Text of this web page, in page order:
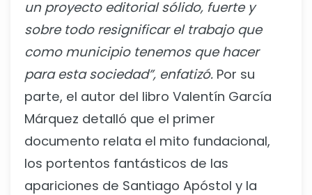
un proyecto editorial sólido, fuerte y
sobre todo resignificar el trabajo que
como municipio tenemos que hacer
para esta sociedad”, enfatizó. Por su
parte, el autor del libro Valentín García
Márquez detalló que el primer
documento relata el mito fundacional,
los portentos fantásticos de las
apariciones de Santiago Apóstol y la